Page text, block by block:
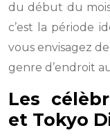
du début du
c’est la période
vous envisagez
genre d’endroit
Les
et Tokyo